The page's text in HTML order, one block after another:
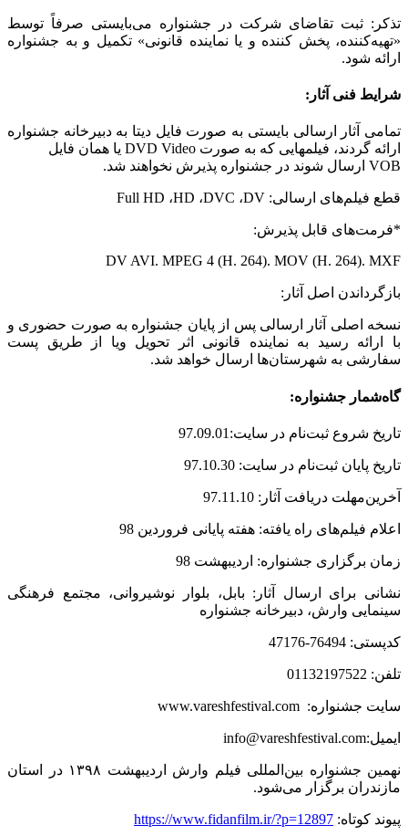
تذکر: ثبت تقاضای شرکت در جشنواره می‌بایستی صرفاً توسط
«تهیه‌کننده، پخش کننده و یا نماینده قانونی» تکمیل و به جشنواره
ارائه شود.
شرایط فنی آثار:
تمامی آثار ارسالی بایستی به صورت فایل دیتا به دبیرخانه جشنواره
ارائه گردند، فیلمهایی که به صورت DVD Video یا همان فایل
VOB ارسال شوند در جشنواره پذیرش نخواهند شد.
قطع فیلم‌های ارسالی: DV، DVC، HD، Full HD
*فرمت‌های قابل پذیرش:
DV AVI. MPEG 4 (H. 264). MOV (H. 264). MXF
بازگرداندن اصل آثار:
نسخه اصلی آثار ارسالی پس از پایان جشنواره به صورت حضوری و
با ارائه رسید به نماینده قانونی اثر تحویل ویا از طریق پست
سفارشی به شهرستان‌ها ارسال خواهد شد.
گاه‌شمار جشنواره:
تاریخ شروع ثبت‌نام در سایت:97.09.01
تاریخ پایان ثبت‌نام در سایت: 97.10.30
آخرین‌مهلت دریافت آثار: 97.11.10
اعلام فیلم‌های راه‌ یافته: هفته پایانی فروردین 98
زمان برگزاری جشنواره: اردیبهشت 98
نشانی برای ارسال آثار: بابل، بلوار نوشیروانی، مجتمع فرهنگی
سینمایی وارش، دبیرخانه جشنواره
کدپستی: 76494-47176
تلفن: 01132197522
سایت جشنواره: www.vareshfestival.com
ایمیل:info@vareshfestival.com
نهمین جشنواره بین‌المللی فیلم وارش اردیبهشت ۱۳۹۸ در استان
مازندران برگزار می‌شود.
پیوند کوتاه: https://www.fidanfilm.ir/?p=12897